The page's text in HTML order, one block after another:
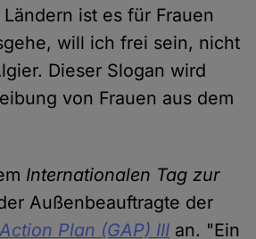
ist es für Frauen
will ich frei sein, nicht
Dieser Slogan wird
von Frauen aus dem
Internationalen Tag zur
Außenbeauftragte der
Plan (GAP) III an. "Ein